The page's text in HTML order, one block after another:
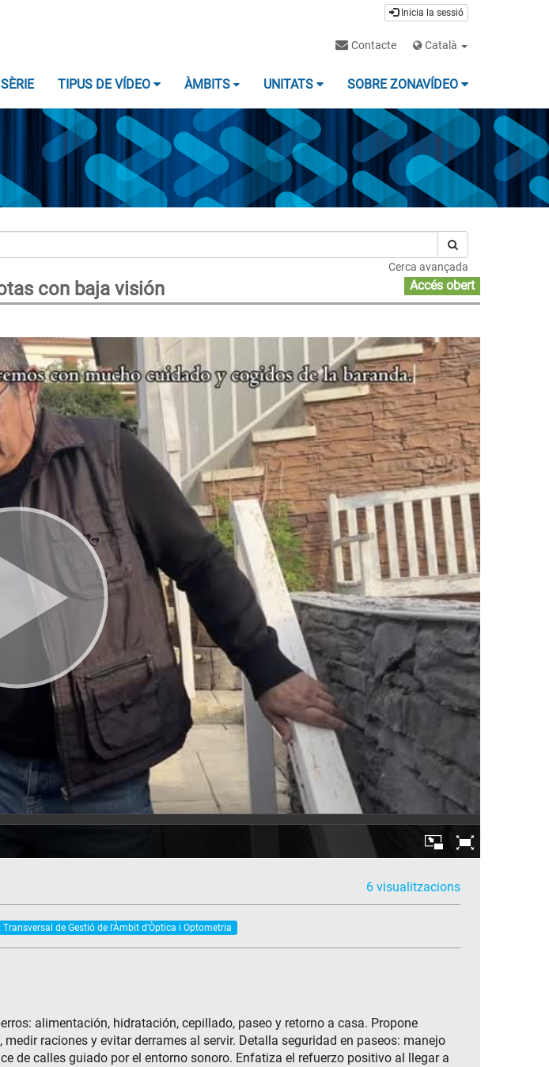
Inicia la sessió
Contacte Català
SÈRIE TIPUS DE VÍDEO ÀMBITS UNITATS SOBRE ZONAVÍDEO
Cerca avançada
con baja visión Accés obert
6 visualitzacions
Transversal de Gestió de l'Àmbit d'Òptica i Optometria
alimentación, hidratación, cepillado, paseo y retorno a casa. Propone
raciones y evitar derrames al servir. Detalla seguridad en paseos: manejo
de calles guiado por el entorno sonoro. Enfatiza el refuerzo positivo al llegar a